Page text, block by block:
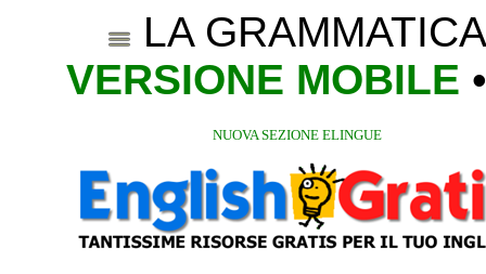
LA
VERSIONE MOBILE
NUOVA SEZIONE ELINGUE